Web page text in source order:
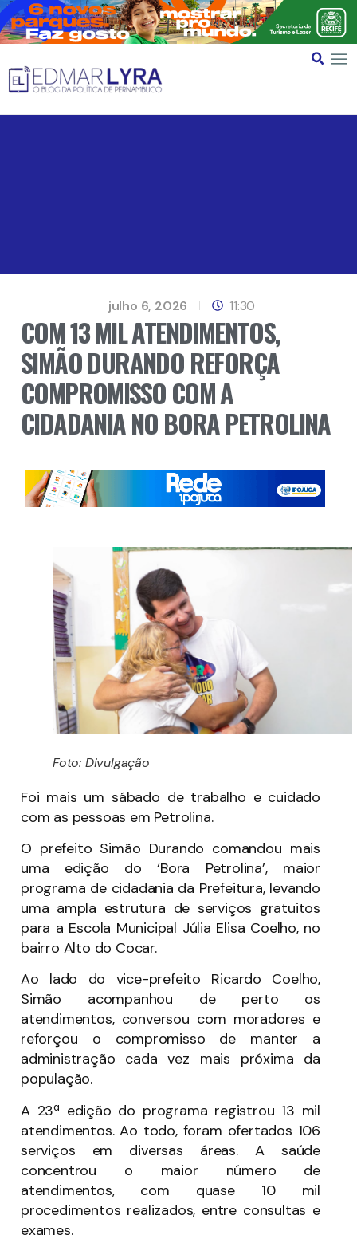
julho 6, 2026 11:30
COM 13 MIL ATENDIMENTOS,
SIMÃO DURANDO REFORÇA
COMPROMISSO COM A
CIDADANIA NO BORA PETROLINA
Foto: Divulgação
Foi mais um sábado de trabalho e cuidado
com as pessoas em Petrolina.
O prefeito Simão Durando comandou mais
uma edição do ‘Bora Petrolina’, maior
programa de cidadania da Prefeitura, levando
uma ampla estrutura de serviços gratuitos
para a Escola Municipal Júlia Elisa Coelho, no
bairro Alto do Cocar.
Ao lado do vice-prefeito Ricardo Coelho,
Simão acompanhou de perto os
atendimentos, conversou com moradores e
reforçou o compromisso de manter a
administração cada vez mais próxima da
população.
A 23ª edição do programa registrou 13 mil
atendimentos. Ao todo, foram ofertados 106
serviços em diversas áreas. A saúde
concentrou o maior número de
atendimentos, com quase 10 mil
procedimentos realizados, entre consultas e
exames.